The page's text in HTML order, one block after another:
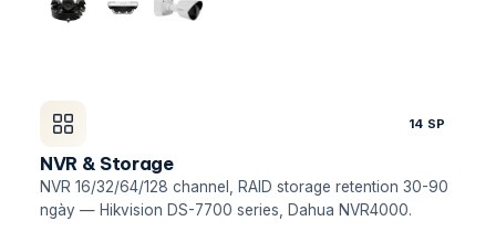
14 SP
NVR & Storage
NVR 16/32/64/128 channel, RAID storage retention 30-90
ngày — Hikvision DS-7700 series, Dahua NVR4000.